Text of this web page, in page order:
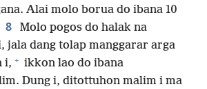
Alai molo borua do ibana 10
8
Molo pogos do halak na
jala dang tolap manggarar arga
i, + ikkon lao do ibana
Dung i, ditottuhon malim i ma